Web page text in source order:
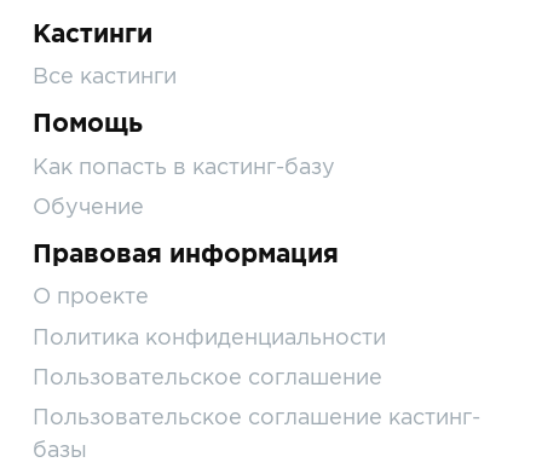
Кастинги
Все кастинги
Помощь
Как попасть в кастинг-базу
Обучение
Правовая информация
О проекте
Политика конфиденциальности
Пользовательское соглашение
Пользовательское соглашение кастинг-
базы